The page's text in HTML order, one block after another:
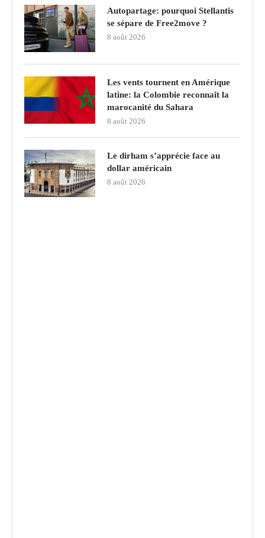
Autopartage: pourquoi Stellantis
se sépare de Free2move ?
8 août 2026
Les vents tournent en Amérique
latine: la Colombie reconnaît la
marocanité du Sahara
8 août 2026
Le dirham s’apprécie face au
dollar américain
8 août 2026